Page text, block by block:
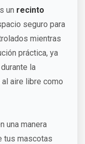
un recinto
seguro para
mientras
práctica, ya
la
aire libre como
una manera
tus mascotas